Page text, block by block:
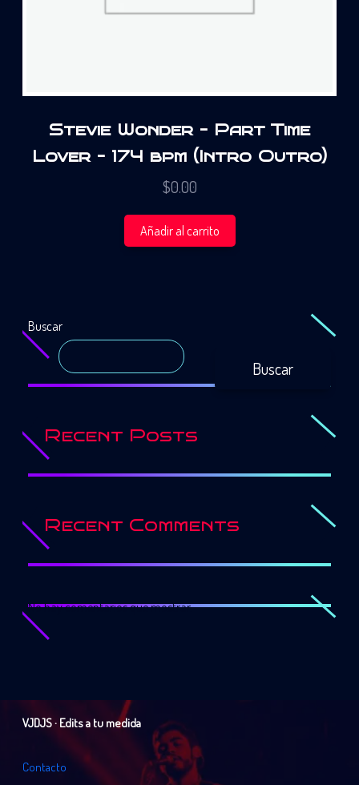
Stevie Wonder – Part Time
Lover – 174 bpm (Intro Outro)
$0.00
Añadir al carrito
Buscar
Buscar
Recent Posts
Recent Comments
No hay comentarios que mostrar.
VJDJS · Edits a tu medida
Contacto